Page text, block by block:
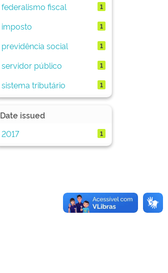
federalismo fiscal
1
imposto 1
previdência social 1
servidor público 1
sistema tributário 1
Date issued
2017
1